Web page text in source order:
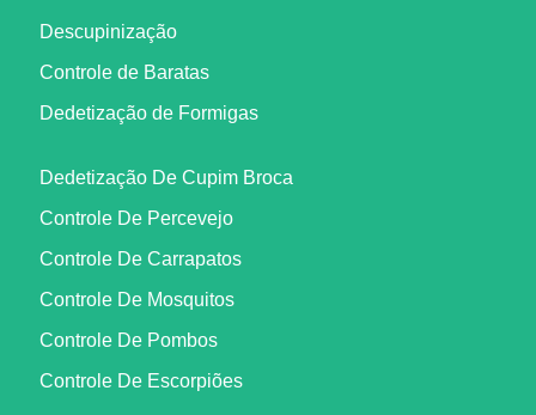
Descupinização
Controle de Baratas
Dedetização de Formigas
Dedetização De Cupim Broca
Controle De Percevejo
Controle De Carrapatos
Controle De Mosquitos
Controle De Pombos
Controle De Escorpiões